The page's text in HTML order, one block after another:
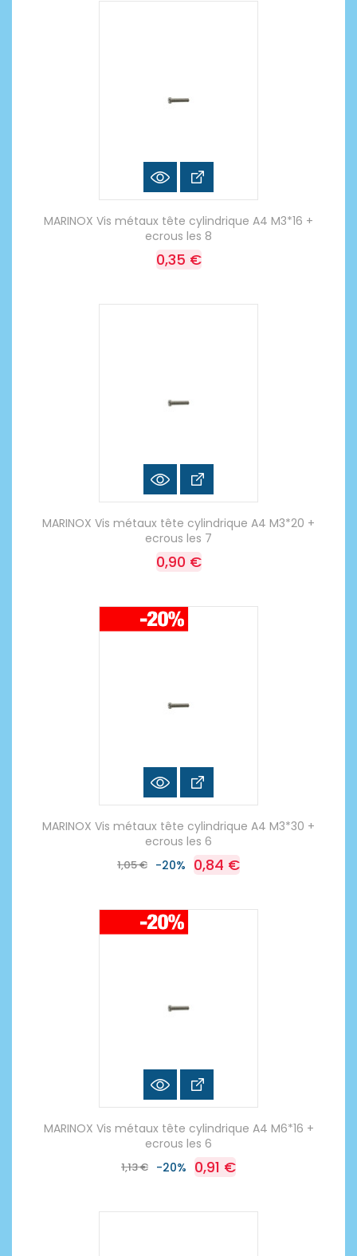
MARINOX Vis métaux tête cylindrique A4 M3*16 +
ecrous les 8
0,35 €
MARINOX Vis métaux tête cylindrique A4 M3*20 +
ecrous les 7
0,90 €
MARINOX Vis métaux tête cylindrique A4 M3*30 +
ecrous les 6
1,05 € -20% 0,84 €
MARINOX Vis métaux tête cylindrique A4 M6*16 +
ecrous les 6
1,13 € -20% 0,91 €